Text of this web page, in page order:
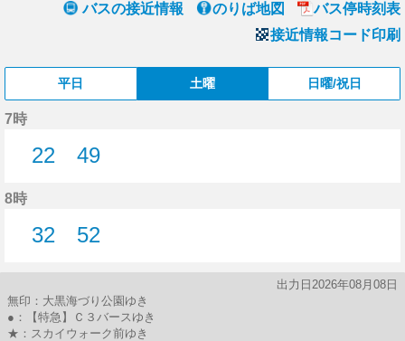
バスの接近情報 のりば地図
バス停時刻表
接近情報コード印刷
平日 土曜 日曜/祝日
7時
22
49
8時
32
52
出力日2026年08月08日
無印：大黒海づり公園ゆき
●：【特急】Ｃ３バースゆき
★：スカイウォーク前ゆき